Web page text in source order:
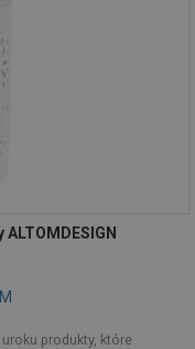
produkty, które